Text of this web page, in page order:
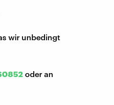
wir unbedingt
oder an